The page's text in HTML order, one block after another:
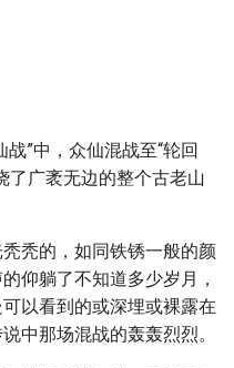
”中，众仙混战至“轮回
了广袤无边的整个古老山
秃的，如同铁锈一般的颜
仰躺了不知道多少岁月，
以看到的或深埋或裸露在
中那场混战的轰轰烈烈。